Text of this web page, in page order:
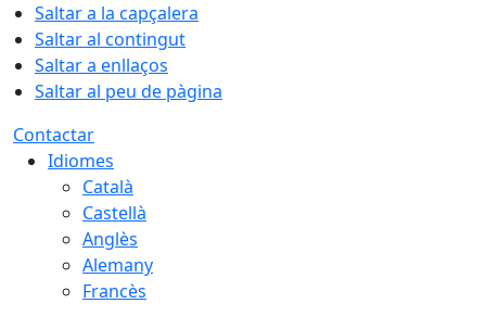
Saltar a la capçalera
Saltar al contingut
Saltar a enllaços
Saltar al peu de pàgina
Contactar
Idiomes
Català
Castellà
Anglès
Alemany
Francès